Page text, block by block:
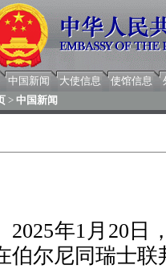
中国新闻 大使信息 使馆信息
> 中国新闻
2025年1月20日
伯尔尼同瑞士联